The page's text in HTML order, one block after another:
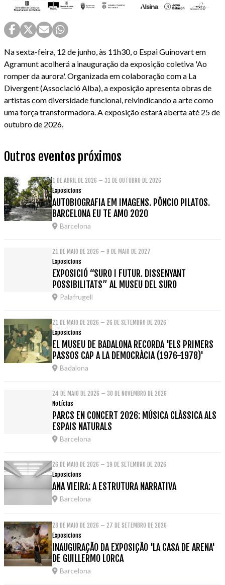
Na sexta-feira, 12 de junho, às 11h30, o Espai Guinovart em
Agramunt acolherá a inauguração da exposição coletiva 'Ao
romper da aurora'. Organizada em colaboração com a La
Divergent (Associació Alba), a exposição apresenta obras de
artistas com diversidade funcional, reivindicando a arte como
uma força transformadora. A exposição estará aberta até 25 de
outubro de 2026.
Outros eventos próximos
1 DE ABRIL DE 2026 – 31 DE OUTUBRO DE 2026
Exposicions
AUTOBIOGRAFIA EM IMAGENS. PÔNCIO PILATOS.
BARCELONA EU TE AMO 2020
Barcelona
21 DE MAIO DE 2026 – 9 DE MAIO DE 2027
Exposicions
EXPOSICIÓ “SURO I FUTUR. DISSENYANT
POSSIBILITATS” AL MUSEU DEL SURO
Palafrugell
21 DE MAIO DE 2026 – 26 DE SETEMBRO DE 2026
Exposicions
EL MUSEU DE BADALONA RECORDA 'ELS PRIMERS
PASSOS CAP A LA DEMOCRÀCIA (1976-1978)'
Badalona
24 DE MAIO DE 2026 – 30 DE NOVEMBRO DE 2026
Notícias
PARCS EN CONCERT 2026: MÚSICA CLÀSSICA ALS
ESPAIS NATURALS
Barcelona
26 DE MAIO DE 2026 – 19 DE SETEMBRO DE 2026
Exposicions
ANA VIEIRA: A ESTRUTURA NARRATIVA
Barcelona
28 DE MAIO DE 2026 – 27 DE SETEMBRO DE 2026
Exposicions
INAUGURAÇÃO DA EXPOSIÇÃO 'LA CASA DE ARENA'
DE GUILLERMO LORCA
Barcelona